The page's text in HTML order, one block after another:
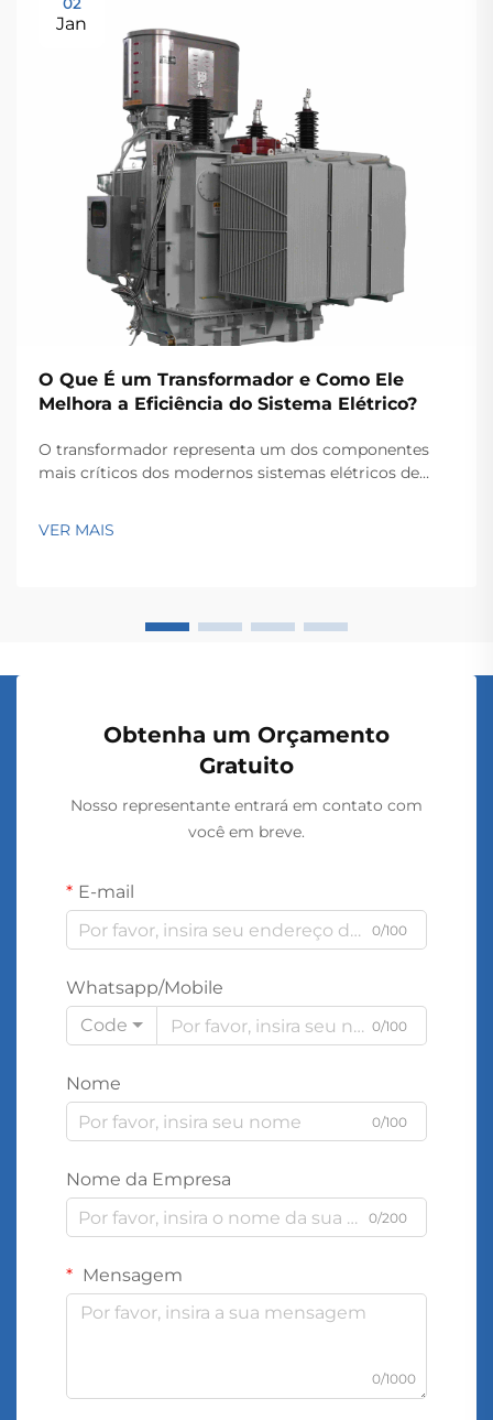
Jan
O Que É um Transformador e Como Ele
Melhora a Eficiência do Sistema Elétrico?
O transformador representa um dos componentes
mais críticos dos modernos sistemas elétricos de
longo de extensas redes. Esses dispositivos
VER MAIS
Obtenha um Orçamento
Gratuito
Nosso representante entrará em contato com
você em breve.
E-mail
0/100
Whatsapp/Mobile
Code
0/100
Nome
0/100
Nome da Empresa
0/200
Mensagem
0/1000